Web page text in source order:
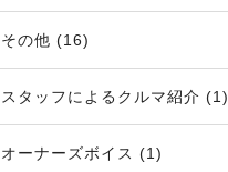
その他 (16)
スタッフによるクルマ紹介 (1)
オーナーズボイス (1)